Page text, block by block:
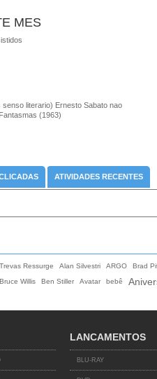
MES
literario) Ernesto Sabato nao
(1963)
ATIVIDADES RECENTES
Ressurge Alan Silvestri ARGO Brad
Bruce Willis Ben Stiller Avatar bebê
LANCAMENTOS
BLU-RAY